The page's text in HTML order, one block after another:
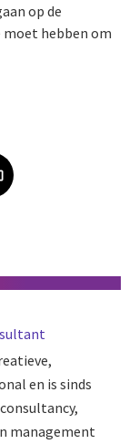
op de
moet hebben om
on Print
en is sinds
management